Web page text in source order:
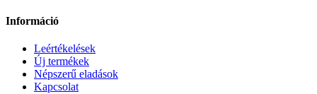
Információ
Leértékelések
Új termékek
Népszerű eladások
Kapcsolat